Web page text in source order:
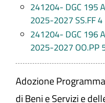
241204- DGC 195
2025-2027 SS.FF 4
241204- DGC 196
2025-2027 OO.PP
Adozione
di Beni e Servizi e